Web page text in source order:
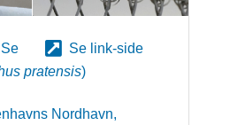
Se
Se link-side
pratensis)
Nordhavn,